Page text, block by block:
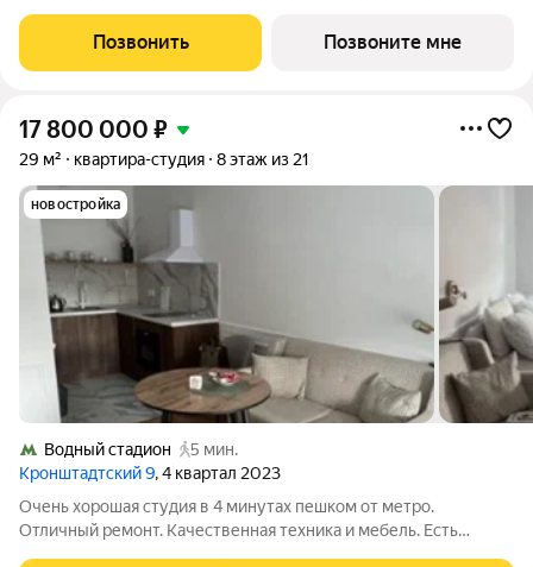
предчистовой отделкой. МОМЕНТС ЖК бизнес-класса,
расположен на расстоянии вытянутой руки от
Позвонить Позвоните мне
17 800 000 ₽
29 м² квартира-студия 8 этаж из 21
новостройка
Водный стадион
5 мин.
Кронштадтский 9, 4 квартал 2023
Очень хорошая студия в 4 минутах пешком от метро.
Отличный ремонт. Качественная техника и мебель. Есть